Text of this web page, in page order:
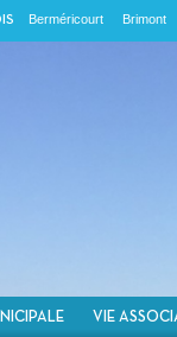
VIE
Berméricourt Brimont